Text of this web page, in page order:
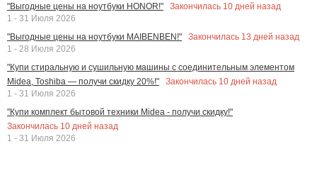
"Выгодные цены на ноутбуки HONOR!"
Закончилась 10 дней назад
1 - 31 Июля 2026
"Выгодные цены на ноутбуки MAIBENBEN!"
Закончилась 13 дней назад
1 - 28 Июля 2026
"Купи стиральную и сушильную машины с соединительным элементом
Midea, Toshiba — получи скидку 20%!"
Закончилась 10 дней назад
1 - 31 Июля 2026
"Купи комплект бытовой техники Midea - получи скидку!"
Закончилась 10 дней назад
1 - 31 Июля 2026